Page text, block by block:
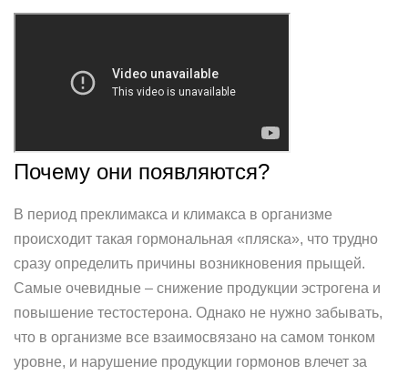
Почему они появляются?
В период преклимакса и климакса в организме
происходит такая гормональная «пляска», что трудно
сразу определить причины возникновения прыщей.
Самые очевидные – снижение продукции эстрогена и
повышение тестостерона. Однако не нужно забывать,
что в организме все взаимосвязано на самом тонком
уровне, и нарушение продукции гормонов влечет за